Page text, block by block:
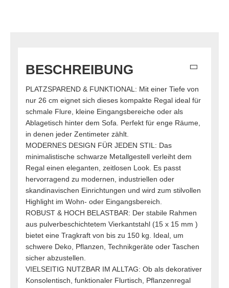
BESCHREIBUNG
PLATZSPAREND & FUNKTIONAL: Mit einer Tiefe von
nur 26 cm eignet sich dieses kompakte Regal ideal für
schmale Flure, kleine Eingangsbereiche oder als
Ablagetisch hinter dem Sofa. Perfekt für enge Räume,
in denen jeder Zentimeter zählt.
MODERNES DESIGN FÜR JEDEN STIL: Das
minimalistische schwarze Metallgestell verleiht dem
Regal einen eleganten, zeitlosen Look. Es passt
hervorragend zu modernen, industriellen oder
skandinavischen Einrichtungen und wird zum stilvollen
Highlight im Wohn- oder Eingangsbereich.
ROBUST & HOCH BELASTBAR: Der stabile Rahmen
aus pulverbeschichtetem Vierkantstahl (15 x 15 mm )
bietet eine Tragkraft von bis zu 150 kg. Ideal, um
schwere Deko, Pflanzen, Technikgeräte oder Taschen
sicher abzustellen.
VIELSEITIG NUTZBAR IM ALLTAG: Ob als dekorativer
Konsolentisch, funktionaler Flurtisch, Pflanzenregal